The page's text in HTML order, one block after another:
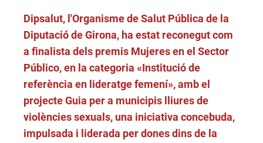
ENTRADILLA
Dipsalut, l'Organisme de Salut Pública de la
Diputació de Girona, ha estat reconegut com
a finalista dels premis Mujeres en el Sector
Público, en la categoria «Institució de
referència en lideratge femení», amb el
projecte Guia per a municipis lliures de
violències sexuals, una iniciativa concebuda,
impulsada i liderada per dones dins de la